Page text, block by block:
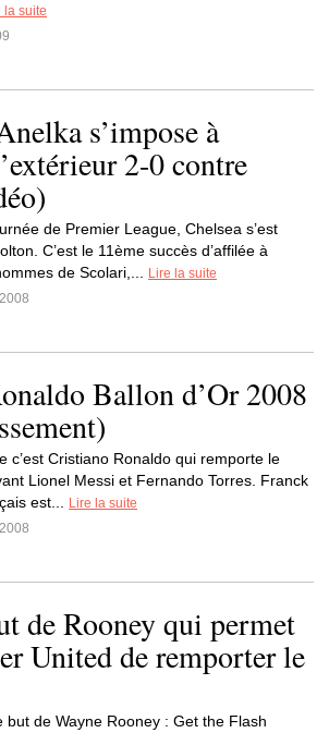
la suite
s’impose à
2-0 contre
de Premier League, Chelsea s’est
C’est le 11ème succès d’affilée à
de Scolari,...
Lire la suite
Ballon d’Or 2008
c’est Cristiano Ronaldo qui remporte le
Lionel Messi et Fernando Torres. Franck
est...
Lire la suite
de Rooney qui permet
United de remporter le
but de Wayne Rooney : Get the Flash